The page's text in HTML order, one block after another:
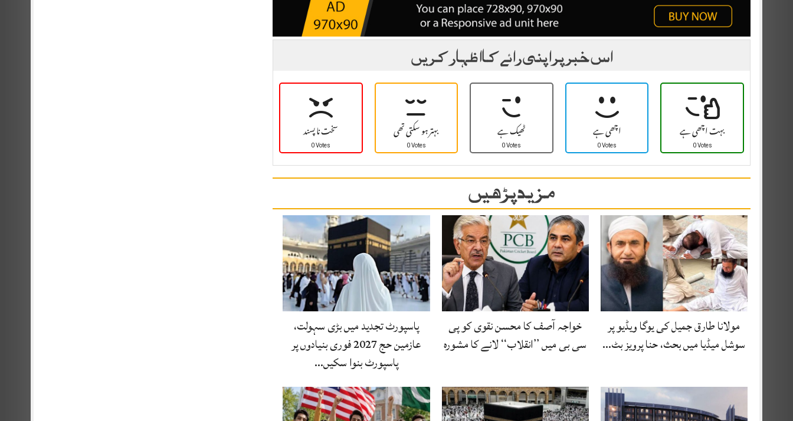
اس خبر پر اپنی رائے کا اظہار کریں
سخت نا پسند
0 Votes بہتر ہو سکتی تھی
0 Votes ٹھیک ہے
0 Votes اچھی ہے
0 Votes بہت اچھی ہے
0 Votes
مزید پڑھیں
مولانا طارق جمیل کی یوگا ویڈیو پر
سوشل میڈیا میں بحث، حنا پرویز بٹ…
خواجہ آصف کا محسن نقوی کو پی
سی بی میں ’’انقلاب‘‘ لانے کا مشورہ
پاسپورٹ تجدید میں بڑی سہولت،
عازمین حج 2027 فوری بنیادوں پر
پاسپورٹ بنوا سکیں…